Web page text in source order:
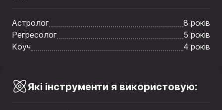
Астролог
8 років
Регресолог
5 років
Kоуч
4 років
Які інструменти я використовую: